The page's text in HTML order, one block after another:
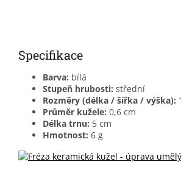
Specifikace
Barva: bílá
Stupeň hrubosti: střední
Rozměry (délka / šířka / výška):
Průměr kužele: 0,6 cm
Délka trnu: 5 cm
Hmotnost: 6 g